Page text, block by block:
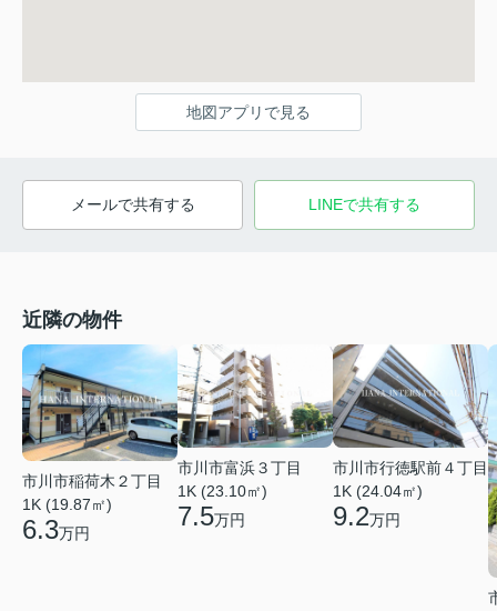
地図アプリで見る
メールで共有する LINEで共有する
近隣の物件
市川市稲荷木２丁目
1K (19.87㎡)
6.3万円
市川市富浜３丁目
1K (23.10㎡)
7.5万円
市川市行徳駅前４丁目
1K (24.04㎡)
9.2万円